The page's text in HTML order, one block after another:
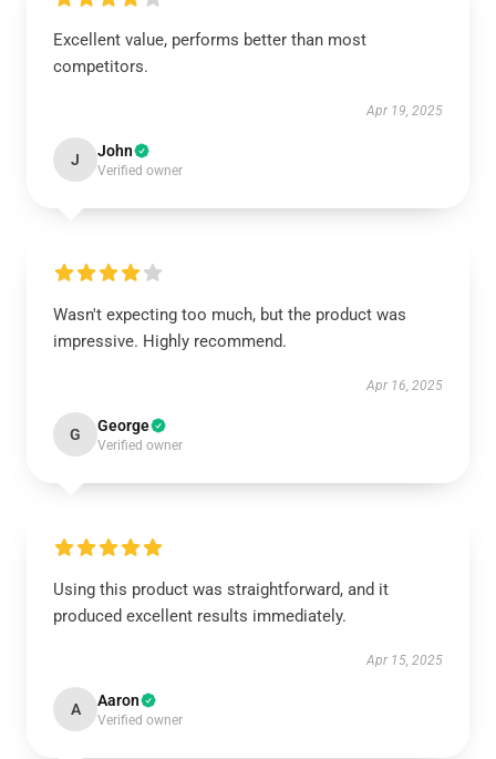
Excellent value, performs better than most
competitors.
Apr 19, 2025
J John
Verified owner
Wasn't expecting too much, but the product was
impressive. Highly recommend.
Apr 16, 2025
G George
Verified owner
Using this product was straightforward, and it
produced excellent results immediately.
Apr 15, 2025
A Aaron
Verified owner